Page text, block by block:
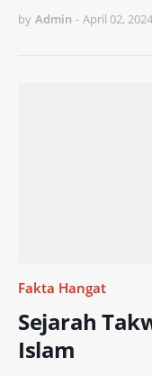
by Admin - April 02, 2024
Fakta Hangat
Sejarah
Islam